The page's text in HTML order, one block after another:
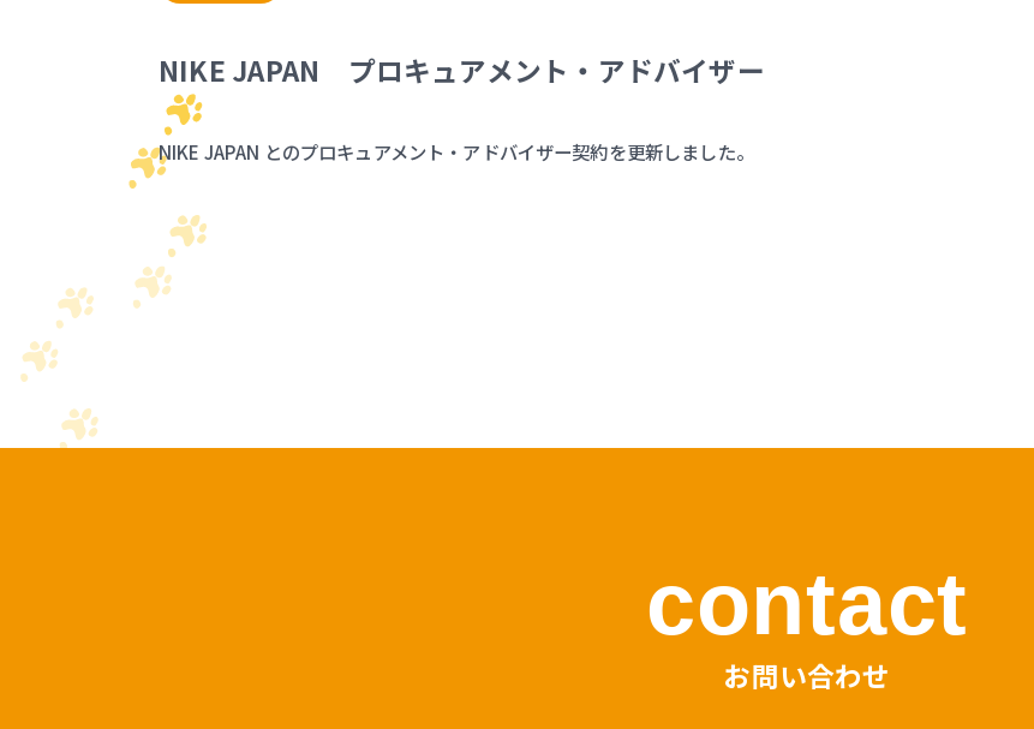
NIKE JAPAN プロキュアメント・アドバイザー
NIKE JAPAN とのプロキュアメント・アドバイザー契約を更新しました。
contact
お問い合わせ